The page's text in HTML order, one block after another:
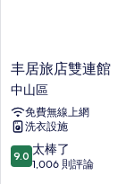
潔
服
務
的
所
清
潔
服
情
丰
居
旅
店
雙
連
館
丰居旅店雙連館
中山區
免費無線上網
洗衣設施
9.0
分，
9.0 太棒了
1,006 則評論